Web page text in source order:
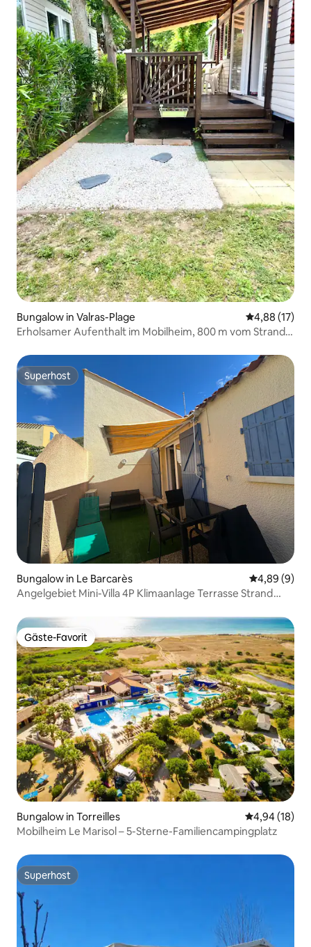
Bungalow in Valras-Plage
4,88 (17)
Erholsamer Aufenthalt im Mobilheim, 800 m vom Strand
Superhost
Superhost
Bungalow in Le Barcarès
4,89 (9)
Angelgebiet Mini-Villa 4P Klimaanlage Terrasse Strand
Gäste-Favorit
Gäste-Favorit
Bungalow in Torreilles
4,94 (18)
Mobilheim Le Marisol – 5-Sterne-Familiencampingplatz
Superhost
Superhost